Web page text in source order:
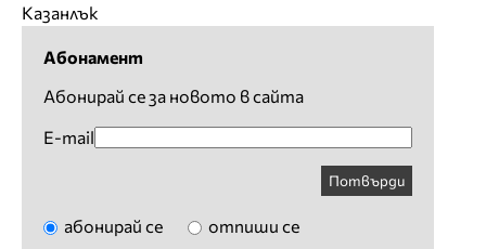
Казанлък
Абонамент
Абонирай се за новото в сайта
E-mail
Потвърди
абонирай се отпиши се